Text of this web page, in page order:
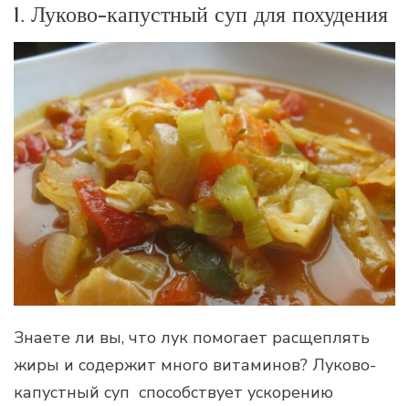
1. Луково-капустный суп для похудения
Знаете ли вы, что лук помогает расщеплять
жиры и содержит много витаминов? Луково-
капустный суп способствует ускорению